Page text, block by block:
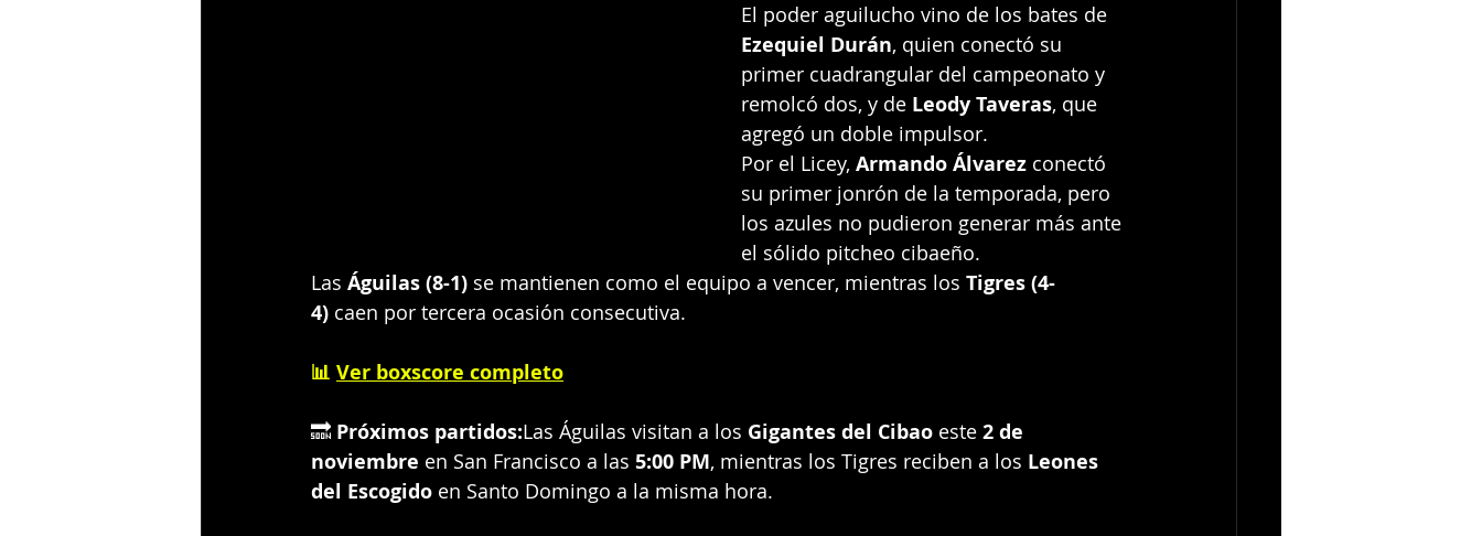
El poder aguilucho vino de los bates de
Ezequiel Durán, quien conectó su
primer cuadrangular del campeonato y
remolcó dos, y de Leody Taveras, que
agregó un doble impulsor.
Por el Licey, Armando Álvarez conectó
su primer jonrón de la temporada, pero
los azules no pudieron generar más ante
el sólido pitcheo cibaeño.
Las Águilas (8-1) se mantienen como el equipo a vencer, mientras los Tigres (4-
4) caen por tercera ocasión consecutiva.
📊 Ver boxscore completo
🔜 Próximos partidos:Las Águilas visitan a los Gigantes del Cibao este 2 de
noviembre en San Francisco a las 5:00 PM, mientras los Tigres reciben a los Leones
del Escogido en Santo Domingo a la misma hora.